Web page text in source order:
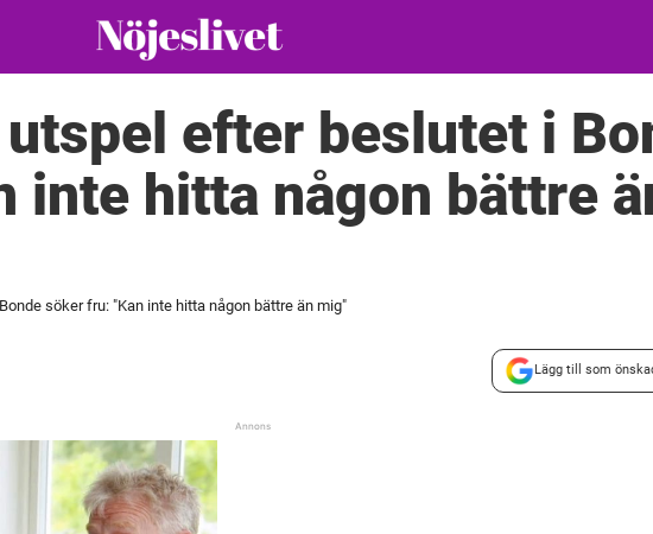
efter beslutet i
inte hitta någon bättre
söker fru: "Kan inte hitta någon bättre än mig"
Lägg till som